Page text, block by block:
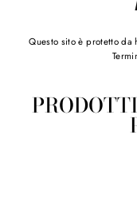
Questo sito è protetto